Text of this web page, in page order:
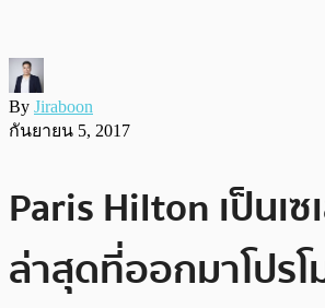
By Jiraboon
กันยายน 5, 2017
Paris Hilton เป็นเ
ล่าสุดที่ออกมาโปรโ